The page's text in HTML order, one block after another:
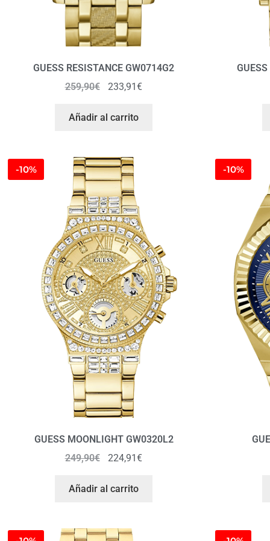
GUESS RESISTANCE GW0714G2
259,90€ 233,91€
Añadir al carrito
-10%
GUESS MOONLIGHT GW0320L2
249,90€ 224,91€
Añadir al carrito
-10%